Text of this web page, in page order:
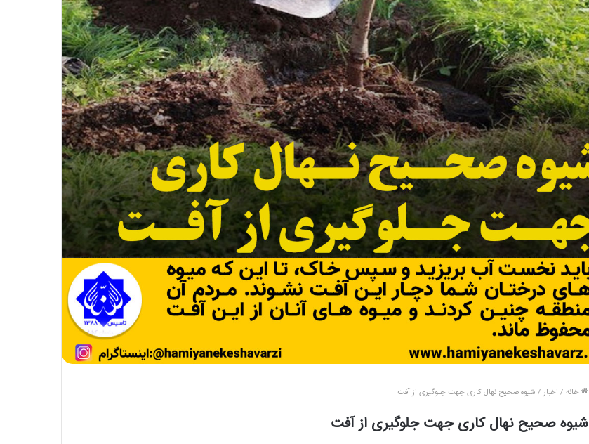
خانه / اخبار / شیوه صحیح نهال کاری جهت جلوگیری از آفت
شیوه صحیح نهال کاری جهت جلوگیری از آفت